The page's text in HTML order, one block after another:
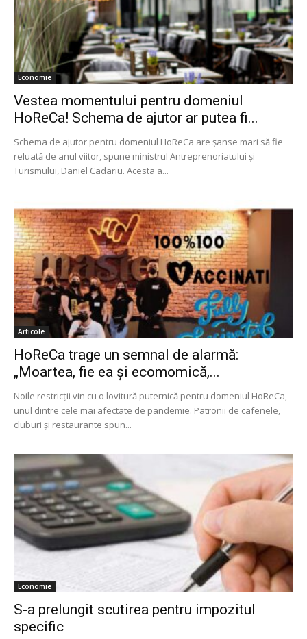
Economie
Vestea momentului pentru domeniul
HoReCa! Schema de ajutor ar putea fi...
Schema de ajutor pentru domeniul HoReCa are șanse mari să fie
reluată de anul viitor, spune ministrul Antreprenoriatului și
Turismului, Daniel Cadariu. Acesta a...
Articole
HoReCa trage un semnal de alarmă:
„Moartea, fie ea și ecomomică,...
Noile restricții vin cu o lovitură puternică pentru domeniul HoReCa,
unul dintre cele mai afectate de pandemie. Patronii de cafenele,
cluburi și restaurante spun...
Economie
S-a prelungit scutirea pentru impozitul
specific